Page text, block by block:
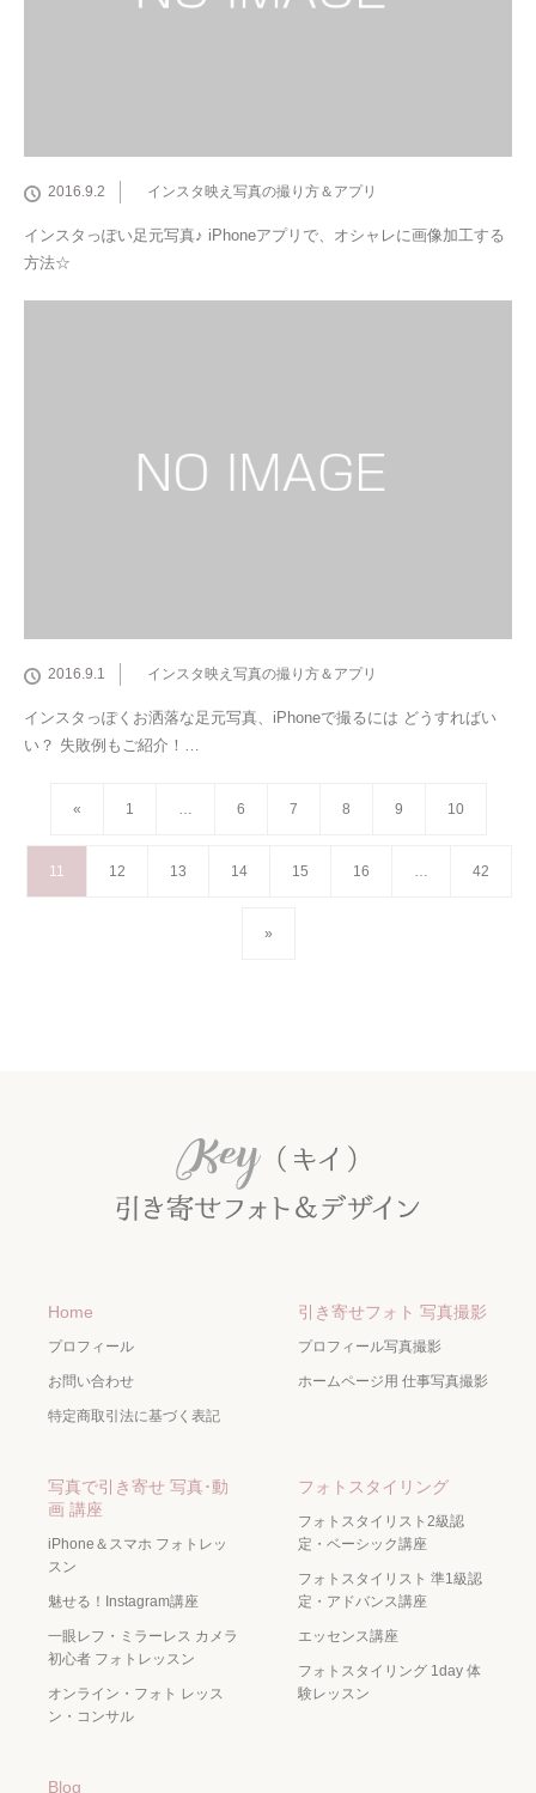
2016.9.2 インスタ映え写真の撮り方＆アプリ
インスタっぽい足元写真♪ iPhoneアプリで、オシャレに画像加工する
方法☆
2016.9.1 インスタ映え写真の撮り方＆アプリ
インスタっぽくお洒落な足元写真、iPhoneで撮るには どうすればい
い？ 失敗例もご紹介！…
« 1 6 7 8 9 10
11 12 13 14 15 16 42
»
Home
プロフィール
お問い合わせ
特定商取引法に基づく表記
引き寄せフォト 写真撮影
プロフィール写真撮影
ホームページ用 仕事写真撮影
写真で引き寄せ 写真･動
画 講座
iPhone＆スマホ フォトレッ
スン
魅せる！Instagram講座
一眼レフ・ミラーレス カメラ
初心者 フォトレッスン
オンライン・フォト レッス
ン・コンサル
フォトスタイリング
フォトスタイリスト2級認
定・ベーシック講座
フォトスタイリスト 準1級認
定・アドバンス講座
エッセンス講座
フォトスタイリング 1day 体
験レッスン
Blog